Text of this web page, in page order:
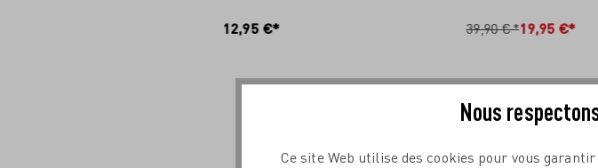
12,95 €* 39,90 €*19,95 €*
Nous
Ce site Web utilise des cookies pour vous